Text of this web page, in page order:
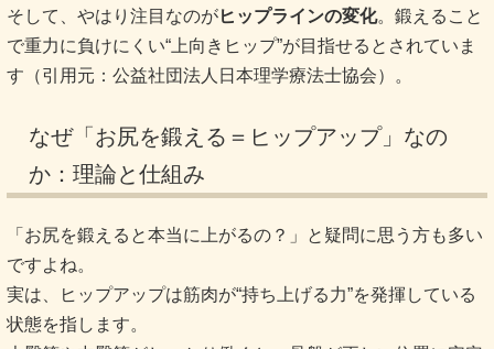
そして、やはり注目なのがヒップラインの変化。鍛えること
で重力に負けにくい“上向きヒップ”が目指せるとされていま
す（引用元：公益社団法人日本理学療法士協会）。
なぜ「お尻を鍛える＝ヒップアップ」なの
か：理論と仕組み
「お尻を鍛えると本当に上がるの？」と疑問に思う方も多い
ですよね。
実は、ヒップアップは筋肉が“持ち上げる力”を発揮している
状態を指します。